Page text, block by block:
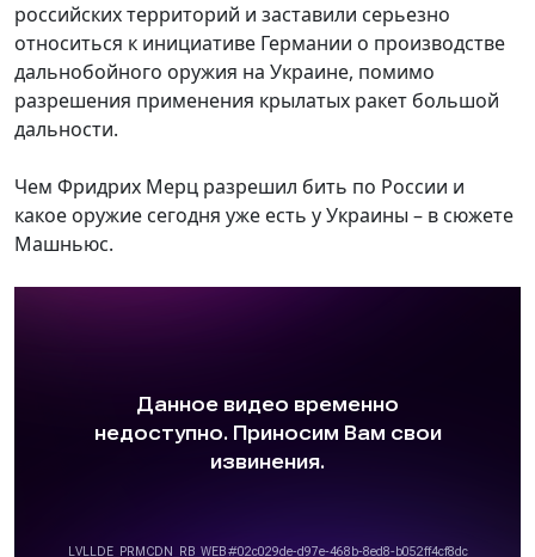
российских территорий и заставили серьезно
относиться к инициативе Германии о производстве
дальнобойного оружия на Украине, помимо
разрешения применения крылатых ракет большой
дальности.
Чем Фридрих Мерц разрешил бить по России и
какое оружие сегодня уже есть у Украины – в сюжете
Машньюс.